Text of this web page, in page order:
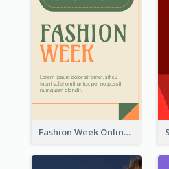
Fashion Week Online Sale Skyscraper Banner